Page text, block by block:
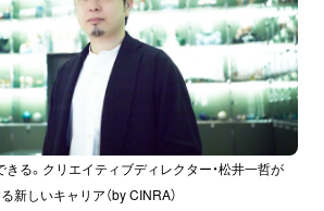
る。クリエイティブディレクター・松井一哲が
新しいキャリア（by CINRA）